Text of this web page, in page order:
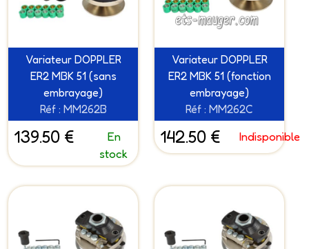
Variateur DOPPLER
ER2 MBK 51 (sans
embrayage)
Réf : MM262B
139.50 €
En
stock
Variateur DOPPLER
ER2 MBK 51 (fonction
embrayage)
Réf : MM262C
142.50 € Indisponible